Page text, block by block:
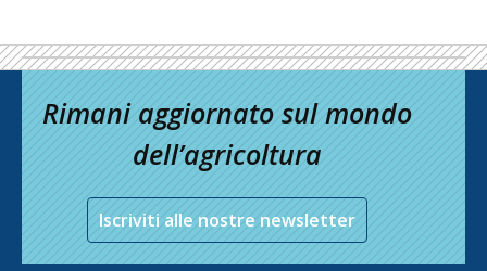
Rimani aggiornato sul mondo
dell’agricoltura
Iscriviti alle nostre newsletter